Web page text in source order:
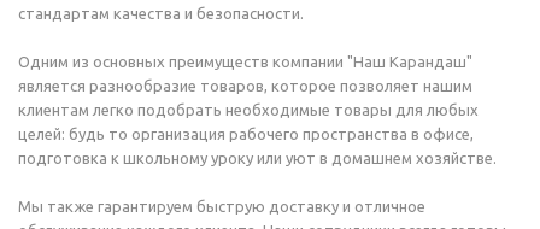
стандартам качества и безопасности.
Одним из основных преимуществ компании "Наш Карандаш"
является разнообразие товаров, которое позволяет нашим
клиентам легко подобрать необходимые товары для любых
целей: будь то организация рабочего пространства в офисе,
подготовка к школьному уроку или уют в домашнем хозяйстве.
Мы также гарантируем быструю доставку и отличное